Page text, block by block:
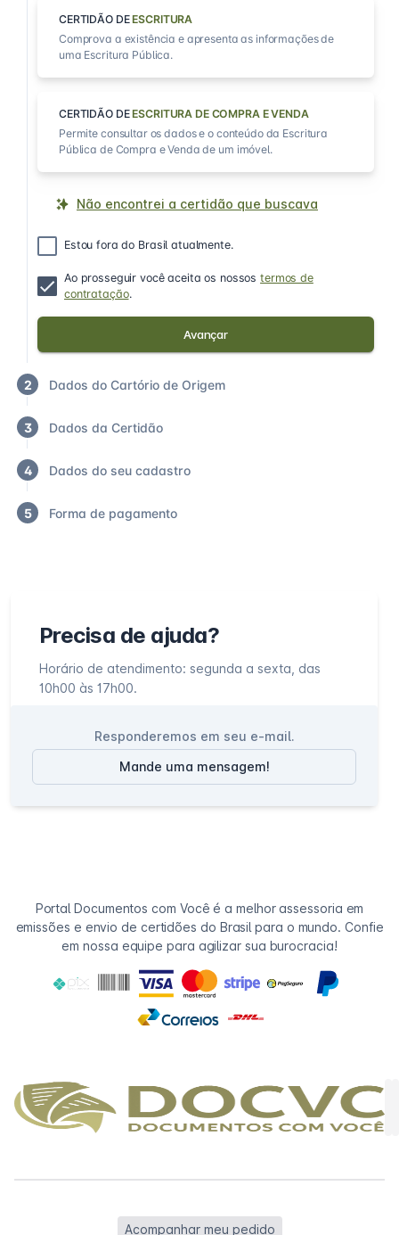
CERTIDÃO DEESCRITURA
Comprova a existência e apresenta as informações de
uma Escritura Pública.
CERTIDÃO DEESCRITURA DE COMPRA E VENDA
Permite consultar os dados e o conteúdo da Escritura
Pública de Compra e Venda de um imóvel.
Não encontrei a certidão que buscava
Estou fora do Brasil atualmente.
Ao prosseguir você aceita os nossostermos de
contratação.
Avançar
2 Dados do Cartório de Origem
3 Dados da Certidão
4 Dados do seu cadastro
5 Forma de pagamento
Precisa de ajuda?
Horário de atendimento: segunda a sexta, das
10h00 às 17h00.
Responderemos em seu e-mail.
Mande uma mensagem!
Portal Documentos com Você é a melhor assessoria em
emissões e envio de certidões do Brasil para o mundo. Confie
em nossa equipe para agilizar sua burocracia!
Acompanhar meu pedido